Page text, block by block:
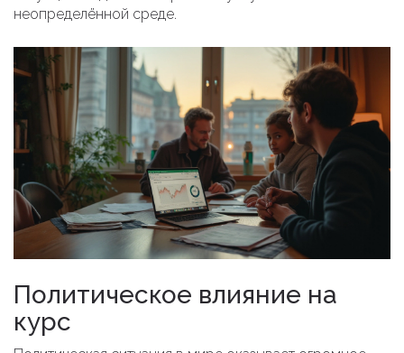
неопределённой среде.
Политическое влияние на
курс